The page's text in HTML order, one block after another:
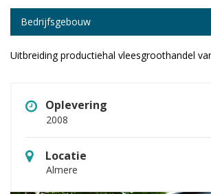
Bedrijfsgebouw
Uitbreiding productiehal vleesgroothandel
Oplevering
2008
Locatie
Almere